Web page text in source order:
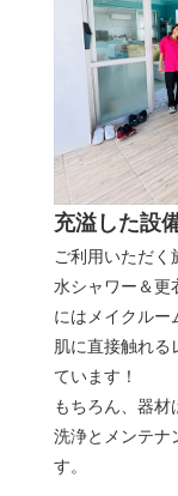
充溢した設
ご利用いただく
水シャワー＆更
にはメイクルー
肌に直接触れる
ています！
もちろん、器材
洗浄とメンテナ
す。